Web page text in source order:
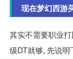
现在梦幻西游
其实不需要职业
级DT就够, 先说